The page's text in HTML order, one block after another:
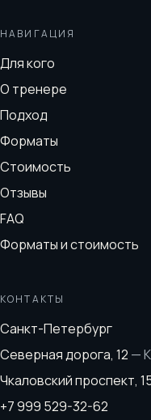
НАВИГАЦИЯ
Для кого
О тренере
Подход
Форматы
Стоимость
Отзывы
FAQ
Форматы и стоимость
КОНТАКТЫ
Санкт-Петербург
Северная дорога, 12 —
Чкаловский проспект,
+7 999 529-32-62